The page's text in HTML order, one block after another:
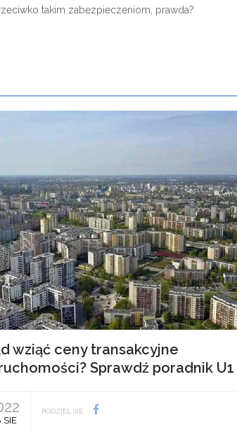
takim zabezpieczeniom, prawda?
wziąć ceny transakcyjne
Sprawdź poradnik U1
SIE
PODZIEL SIĘ